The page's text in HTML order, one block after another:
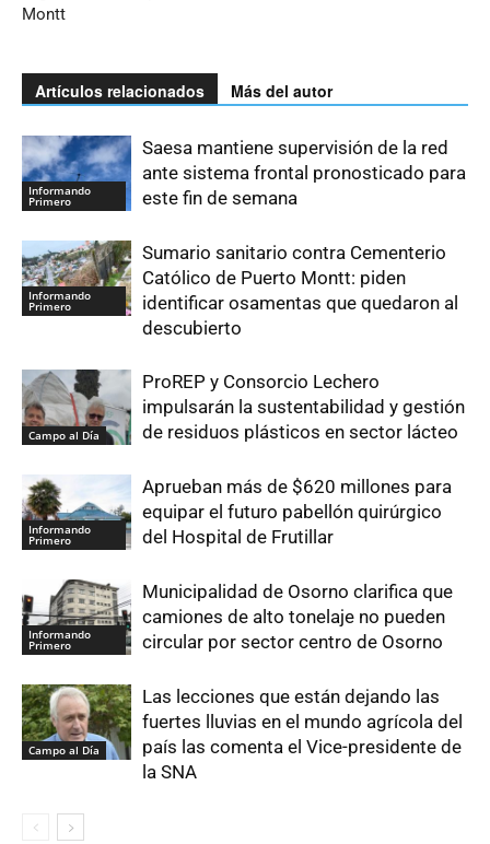
Montt
Artículos relacionados Más del autor
Informando
Primero
Saesa mantiene supervisión de la red
ante sistema frontal pronosticado para
este fin de semana
Informando
Primero
Sumario sanitario contra Cementerio
Católico de Puerto Montt: piden
identificar osamentas que quedaron al
descubierto
Campo al Día
ProREP y Consorcio Lechero
impulsarán la sustentabilidad y gestión
de residuos plásticos en sector lácteo
Informando
Primero
Aprueban más de $620 millones para
equipar el futuro pabellón quirúrgico
del Hospital de Frutillar
Informando
Primero
Municipalidad de Osorno clarifica que
camiones de alto tonelaje no pueden
circular por sector centro de Osorno
Campo al Día
Las lecciones que están dejando las
fuertes lluvias en el mundo agrícola del
país las comenta el Vice-presidente de
la SNA